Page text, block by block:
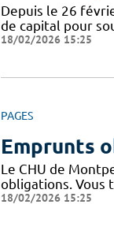
Depuis le 26
de capital pour
18/02/2026 15:25
PAGES
Emprunts
Le CHU de
obligations. Vous
18/02/2026 15:25